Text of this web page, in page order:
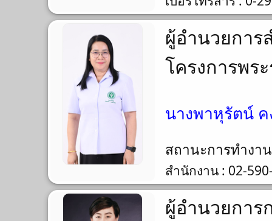
ผู้อำนวยกา
โครงการพร
นางพาหุรัตน์
สถานะการทำงา
สำนักงาน : 02-
ผู้อำนวยการ